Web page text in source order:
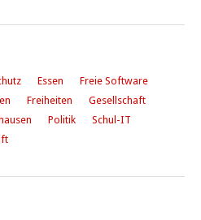
Essen
Freie Software
Freiheiten
Gesellschaft
Politik
Schul-IT